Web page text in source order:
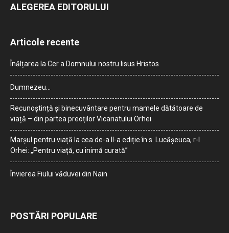
ALEGEREA EDITORULUI
Articole recente
Înălțarea la Cer a Domnului nostru Iisus Hristos
Dumnezeu…
Recunoștință și binecuvântare pentru mamele dătătoare de
viață – din partea preoților Vicariatului Orhei
Marșul pentru viață la cea de-a II-a ediție în s. Lucășeuca, r-l
Orhei: „Pentru viață, cu inimă curată”
Învierea Fiului văduvei din Nain
POSTĂRI POPULARE